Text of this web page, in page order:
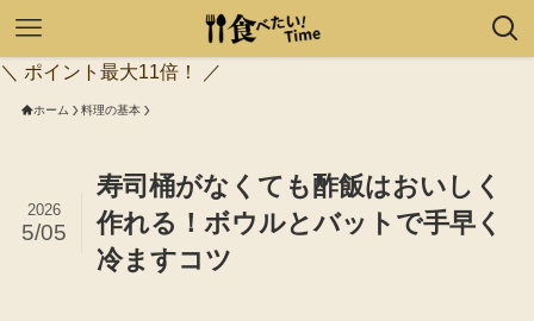
＼ ポイント最大11倍！ ／
ホーム 料理の基本
寿司桶がなくても酢飯はおいしく
作れる！ボウルとバットで手早く
冷ますコツ
2026
5/05